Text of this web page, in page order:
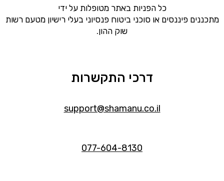
כל הפניות באתר מטופלות על ידי
מתכננים פיננסים או סוכני ביטוח פנסיוני בעלי רישיון מטעם רשות
שוק ההון.
דרכי התקשרות
support@shamanu.co.il
077-604-8130